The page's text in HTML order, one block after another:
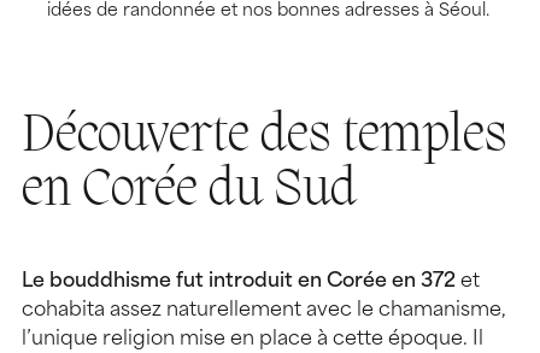
idées de randonnée et nos bonnes adresses à Séoul.
Découverte des temples
en Corée du Sud
Le bouddhisme fut introduit en Corée en 372 et
cohabita assez naturellement avec le chamanisme,
l’unique religion mise en place à cette époque. Il